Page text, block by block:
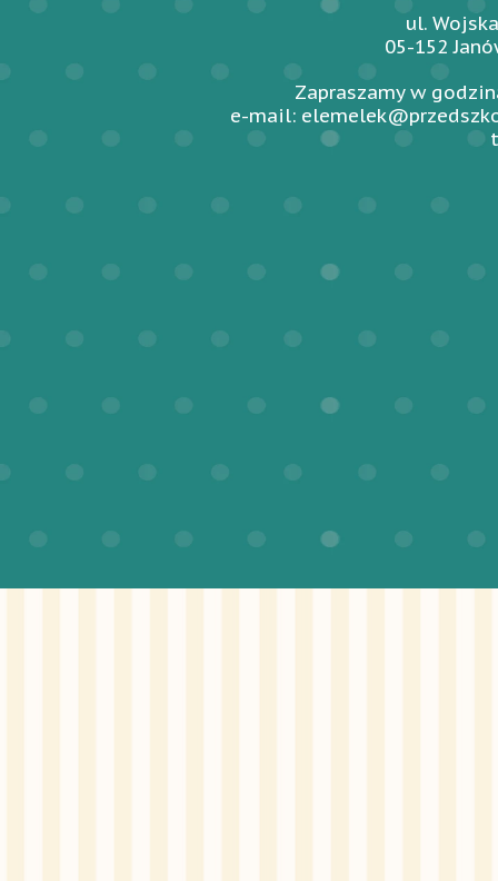
ul.
05-152
Zapraszamy w
e-mail: